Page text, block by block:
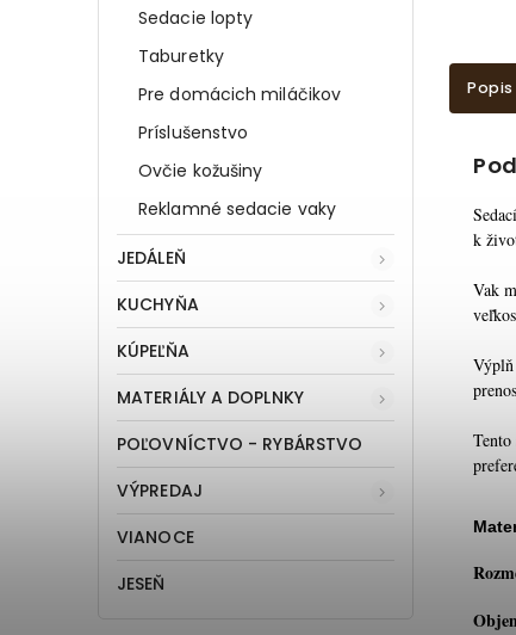
Sedacie lopty
Taburetky
Pre domácich miláčikov
Príslušenstvo
Ovčie kožušiny
Reklamné sedacie vaky
JEDÁLEŇ
KUCHYŇA
KÚPEĽŇA
MATERIÁLY A DOPLNKY
POĽOVNÍCTVO - RYBÁRSTVO
VÝPREDAJ
VIANOCE
JESEŇ
Popis
k
Vak
Výplň